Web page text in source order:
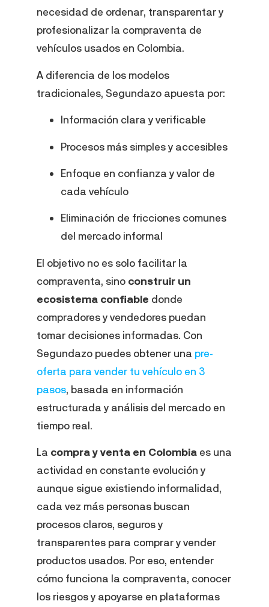
necesidad de ordenar, transparentar y
profesionalizar la compraventa de
vehículos usados en Colombia.
A diferencia de los modelos
tradicionales, Segundazo apuesta por:
Información clara y verificable
Procesos más simples y accesibles
Enfoque en confianza y valor de
cada vehículo
Eliminación de fricciones comunes
del mercado informal
El objetivo no es solo facilitar la
compraventa, sino construir un
ecosistema confiable donde
compradores y vendedores puedan
tomar decisiones informadas. Con
Segundazo puedes obtener una pre-
oferta para vender tu vehículo en 3
pasos, basada en información
estructurada y análisis del mercado en
tiempo real.
La compra y venta en Colombia es una
actividad en constante evolución y
aunque sigue existiendo informalidad,
cada vez más personas buscan
procesos claros, seguros y
transparentes para comprar y vender
productos usados. Por eso, entender
cómo funciona la compraventa, conocer
los riesgos y apoyarse en plataformas